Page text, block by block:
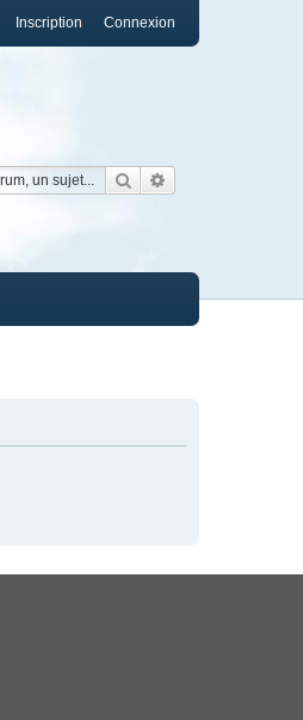
Connexion
Inscription
Rechercher